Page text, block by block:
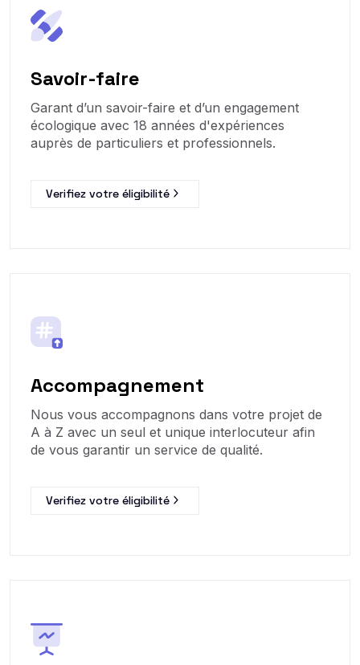
Savoir-faire
Garant d’un savoir-faire et d’un engagement
écologique avec 18 années d'expériences
auprès de particuliers et professionnels.
Verifiez votre éligibilité
Accompagnement
Nous vous accompagnons dans votre projet de
A à Z avec un seul et unique interlocuteur afin
de vous garantir un service de qualité.
Verifiez votre éligibilité